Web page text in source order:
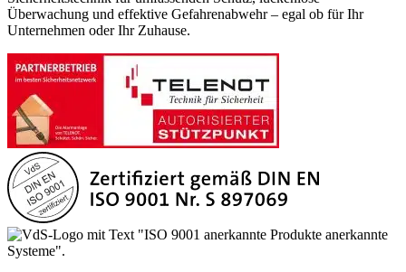
Überwachung und effektive Gefahrenabwehr – egal ob für Ihr
Unternehmen oder Ihr Zuhause.